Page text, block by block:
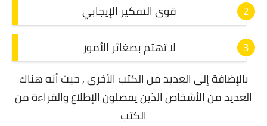
قوى التفكير الإيجابي
لا تهتم بصغائر الأمور
بالإضافة إلى العديد من الكتب الأخرى , حيث أنه هناك
العديد من الأشخاص الذين يفضلون الإطلاع والقراءة من
الكتب